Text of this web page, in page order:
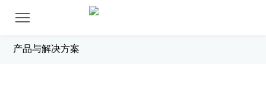
产品与解决方案